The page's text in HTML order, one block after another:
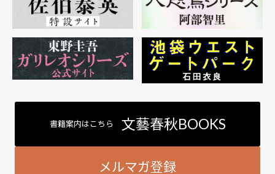
書籍案内はこちら 文藝春秋BOOKS
メルマガ登録